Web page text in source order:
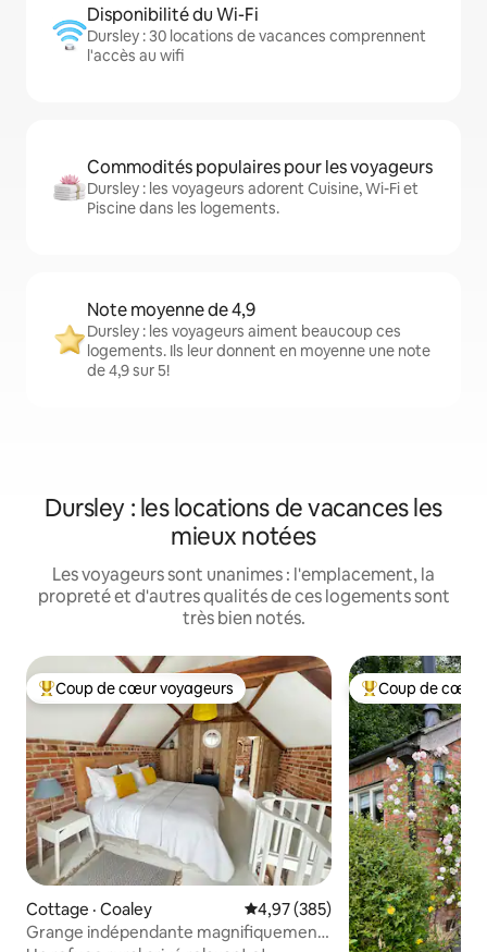
Disponibilité du Wi-Fi
Dursley : 30 locations de vacances comprennent
l'accès au wifi
Commodités populaires pour les voyageurs
Dursley : les voyageurs adorent Cuisine, Wi-Fi et
Piscine dans les logements.
Note moyenne de 4,9
Dursley : les voyageurs aiment beaucoup ces
logements. Ils leur donnent en moyenne une note
de 4,9 sur 5!
Dursley : les locations de vacances les
mieux notées
Les voyageurs sont unanimes : l'emplacement, la
propreté et d'autres qualités de ces logements sont
très bien notés.
Coup de cœur voyageurs parmi les plus aimés
Coup de cœur voyageurs
Cottage · Coaley Note moyenne de 4,97 sur 5,
4,97 (385)
Grange indépendante magnifiquement
Coup de cœur
Coup de cœur